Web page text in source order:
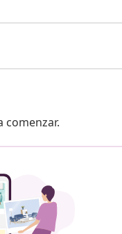
comenzar.